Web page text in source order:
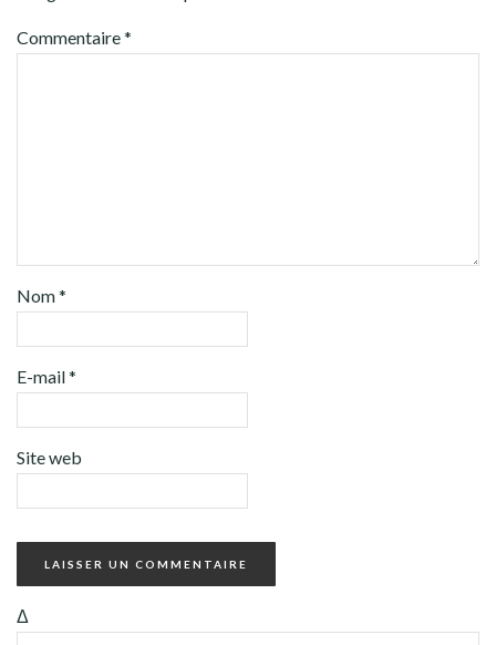
Commentaire*
Nom*
E-mail*
Site web
Δ